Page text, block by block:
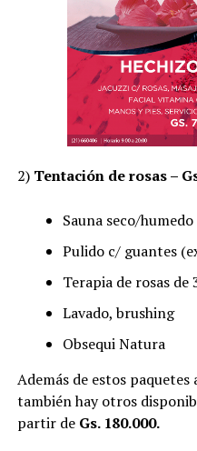
2) Tentación de rosas –
Sauna seco/humedo
Pulido c/ guantes
Terapia de rosas de
Lavado, brushing
Obsequi Natura
Además de estos
también hay otros
partir de Gs. 180.000.